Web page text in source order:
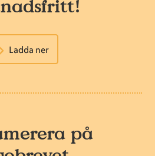
Ladda ner
på